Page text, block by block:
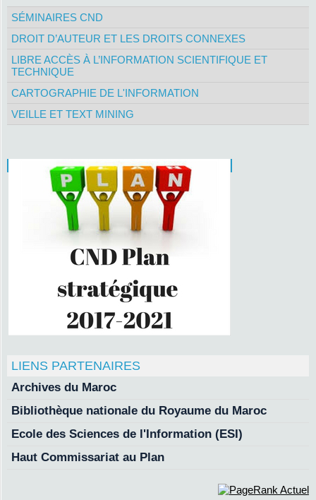
SÉMINAIRES CND
DROIT D’AUTEUR ET LES DROITS CONNEXES
LIBRE ACCÈS À L’INFORMATION SCIENTIFIQUE ET
TECHNIQUE
CARTOGRAPHIE DE L'INFORMATION
VEILLE ET TEXT MINING
LIENS PARTENAIRES
Archives du Maroc
Bibliothèque nationale du Royaume du Maroc
Ecole des Sciences de l'Information (ESI)
Haut Commissariat au Plan